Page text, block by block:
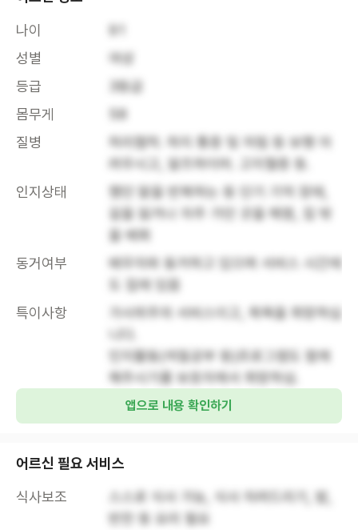
나이
성별
여성
등급
3등급
몸무게
58
질병
허리협착. 하지 통증 및 저림 등 보행 어
려우시고, 알츠하이머. 고지혈증 등.
인지상태
했던 말을 반복하는 등 단기 기억 장애,
길을 잃거나 자주 가던 곳을 헤맴, 집 밖
을 배회
동거여부
배우자와 동거하고 있으며 서비스 시간에
도 집에 있음
특이사항
가사위주의 서비스이고, 목욕을 희망하십
인지활동(색칠공부 등)프로그램도 함께
해주시기를 보호자께서 희망하심.
앱으로 내용 확인하기
어르신 필요 서비스
식사보조
스스로 식사 가능, 식사 차려드리기, 밥,
반찬 등 요리 필요